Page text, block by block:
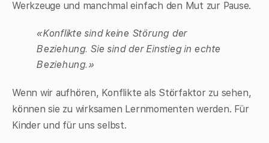
Werkzeuge und manchmal einfach den Mut zur Pause.
«Konflikte sind keine Störung der
Beziehung. Sie sind der Einstieg in echte
Beziehung.»
Wenn wir aufhören, Konflikte als Störfaktor zu sehen,
können sie zu wirksamen Lernmomenten werden. Für
Kinder und für uns selbst.